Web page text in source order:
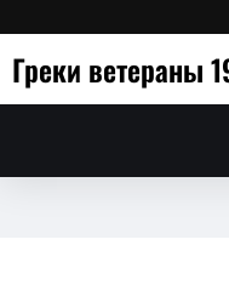
Греки ветераны